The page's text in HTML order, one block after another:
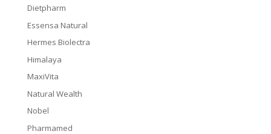
Dietpharm
Essensa Natural
Hermes Biolectra
Himalaya
MaxiVita
Natural Wealth
Nobel
Pharmamed